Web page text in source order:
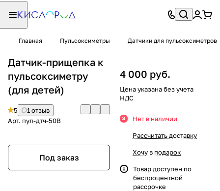
Главная Пульсоксиметры Датчики для пульсоксиметров
Датчик-прищепка к
пульсоксиметру
(для детей)
5
1 отзыв
Арт. пул-дтч-50B
Под заказ
4 000 руб.
Цена указана без учета
НДС
Нет в наличии
Рассчитать доставку
Хочу в подарок
Товар доступен по
беспроцентной
рассрочке